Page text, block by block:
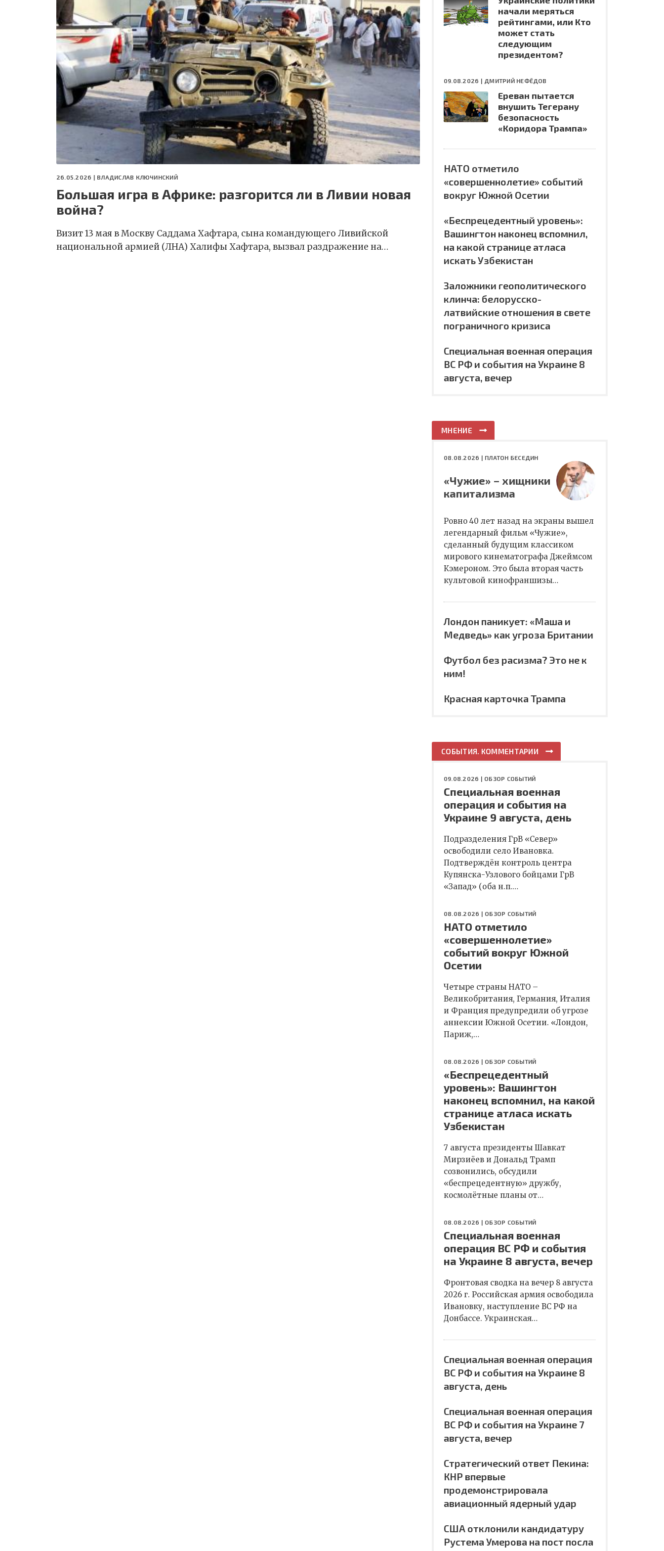
СЕГОДНЯ
ПОЛЯ БИТВЫ 2024
26.05.2026 | ВЛАДИСЛАВ КЛЮЧИНСКИЙ
Большая игра в Африке: разгорится ли в Ливии новая
война?
Визит 13 мая в Москву Саддама Хафтара, сына командующего Ливийской
национальной армией (ЛНА) Халифы Хафтара, вызвал раздражение на…
начали меряться
рейтингами, или Кто
может стать
следующим
президентом?
09.08.2026 | ДМИТРИЙ НЕФЁДОВ
Ереван пытается
внушить Тегерану
безопасность
«Коридора Трампа»
НАТО отметило
«совершеннолетие» событий
вокруг Южной Осетии
«Беспрецедентный уровень»:
Вашингтон наконец вспомнил,
на какой странице атласа
искать Узбекистан
Заложники геополитического
клинча: белорусско-
латвийские отношения в свете
пограничного кризиса
Специальная военная операция
ВС РФ и события на Украине 8
августа, вечер
МНЕНИЕ
08.08.2026 | ПЛАТОН БЕСЕДИН
«Чужие» – хищники
капитализма
Ровно 40 лет назад на экраны вышел
легендарный фильм «Чужие»,
сделанный будущим классиком
мирового кинематографа Джеймсом
Кэмероном. Это была вторая часть
культовой кинофраншизы…
Лондон паникует: «Маша и
Медведь» как угроза Британии
Футбол без расизма? Это не к
ним!
Красная карточка Трампа
СОБЫТИЯ. КОММЕНТАРИИ
09.08.2026 | ОБЗОР СОБЫТИЙ
Специальная военная
операция и события на
Украине 9 августа, день
Подразделения ГрВ «Север»
освободили село Ивановка.
Подтверждён контроль центра
Купянска-Узлового бойцами ГрВ
«Запад» (оба н.п.…
08.08.2026 | ОБЗОР СОБЫТИЙ
НАТО отметило
«совершеннолетие»
событий вокруг Южной
Осетии
Четыре страны НАТО –
Великобритания, Германия, Италия
и Франция предупредили об угрозе
аннексии Южной Осетии. «Лондон,
Париж,…
08.08.2026 | ОБЗОР СОБЫТИЙ
«Беспрецедентный
уровень»: Вашингтон
наконец вспомнил, на какой
странице атласа искать
Узбекистан
7 августа президенты Шавкат
Мирзиёев и Дональд Трамп
созвонились, обсудили
«беспрецедентную» дружбу,
космолётные планы от…
08.08.2026 | ОБЗОР СОБЫТИЙ
Специальная военная
операция ВС РФ и события
на Украине 8 августа, вечер
Фронтовая сводка на вечер 8 августа
2026 г. Российская армия освободила
Ивановку, наступление ВС РФ на
Донбассе. Украинская…
Специальная военная операция
ВС РФ и события на Украине 8
августа, день
Специальная военная операция
ВС РФ и события на Украине 7
августа, вечер
Стратегический ответ Пекина:
КНР впервые
продемонстрировала
авиационный ядерный удар
США отклонили кандидатуру
Рустема Умерова на пост посла